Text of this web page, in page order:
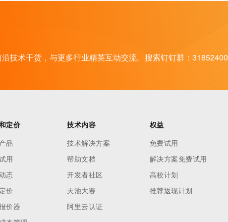
技术干货，与更多行业精英互动交流。搜索钉钉群：31852400